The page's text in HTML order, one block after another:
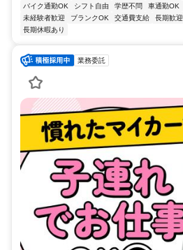
バイク通勤OK
シフト自由 学歴不問 車通勤OK
未経験者歓迎
ブランクOK 交通費支給 長期歓迎
長期休暇あり
業務委託